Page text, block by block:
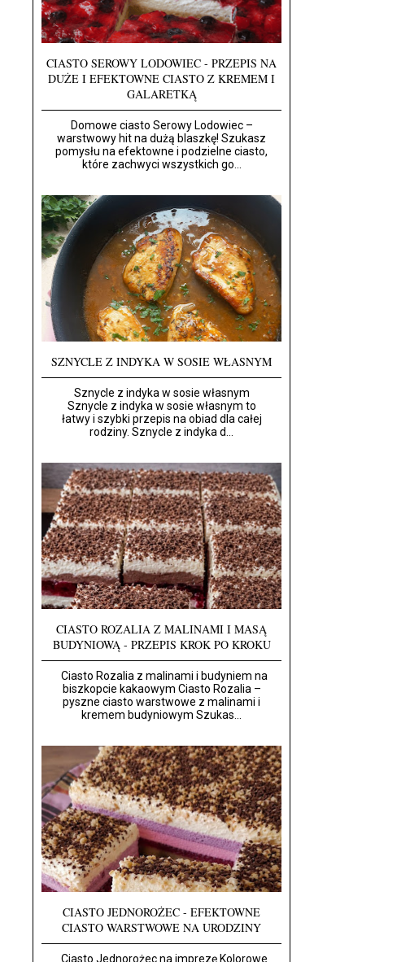
CIASTO SEROWY LODOWIEC - PRZEPIS NA
DUŻE I EFEKTOWNE CIASTO Z KREMEM I
GALARETKĄ
Domowe ciasto Serowy Lodowiec –
warstwowy hit na dużą blaszkę! Szukasz
pomysłu na efektowne i podzielne ciasto,
które zachwyci wszystkich go...
SZNYCLE Z INDYKA W SOSIE WŁASNYM
Sznycle z indyka w sosie własnym
Sznycle z indyka w sosie własnym to
łatwy i szybki przepis na obiad dla całej
rodziny. Sznycle z indyka d...
CIASTO ROZALIA Z MALINAMI I MASĄ
BUDYNIOWĄ - PRZEPIS KROK PO KROKU
Ciasto Rozalia z malinami i budyniem na
biszkopcie kakaowym Ciasto Rozalia –
pyszne ciasto warstwowe z malinami i
kremem budyniowym Szukas...
CIASTO JEDNOROŻEC - EFEKTOWNE
CIASTO WARSTWOWE NA URODZINY
Ciasto Jednorożec na imprezę Kolorowe